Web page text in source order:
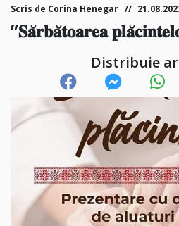
Scris de Corina Henegar
”𝐒𝐚̆𝐫𝐛𝐚̆𝐭𝐨𝐚𝐫𝐞𝐚
Distribuie